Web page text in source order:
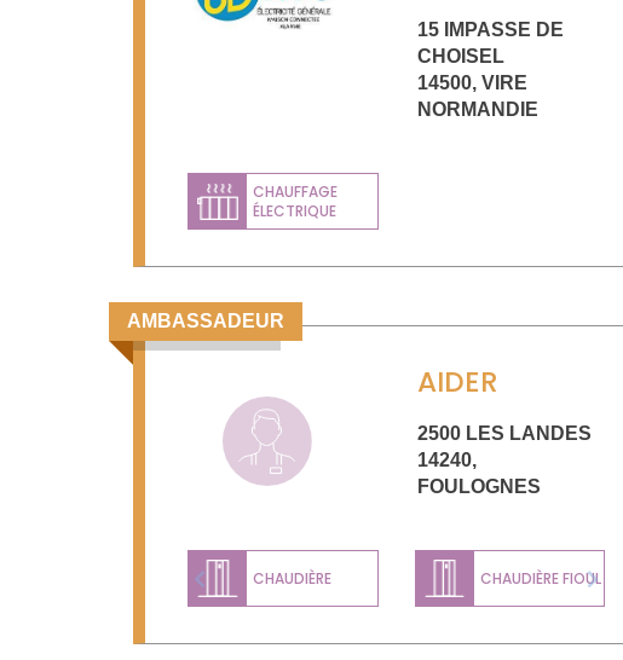
15 IMPASSE DE
CHOISEL
14500,VIRE
NORMANDIE
CHAUFFAGE
ÉLECTRIQUE
AMBASSADEUR
AIDER
2500 LES LANDES
14240,
FOULOGNES
CHAUDIÈRE CHAUDIÈRE FIOUL
Previous Next